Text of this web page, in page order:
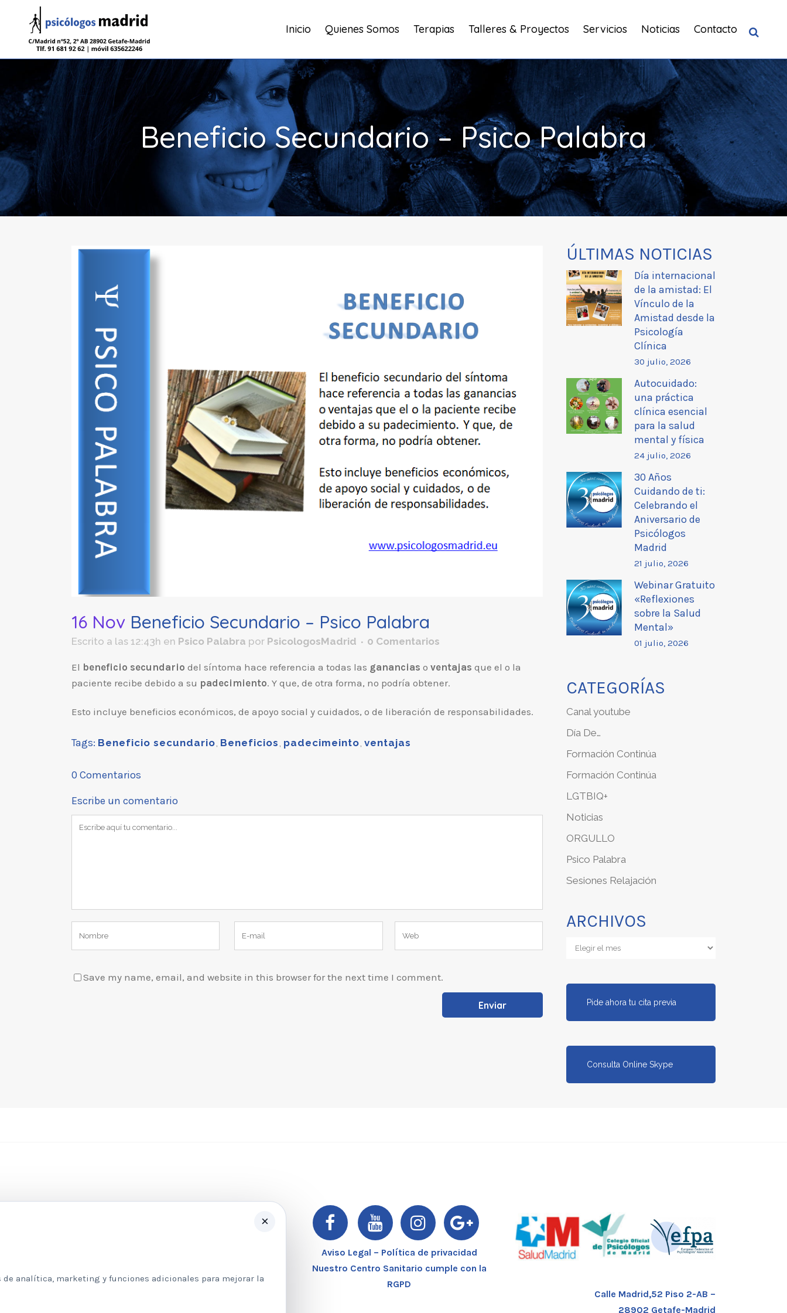
Inicio Quienes Somos Terapias Talleres & Proyectos Servicios Noticias Contacto
Beneficio Secundario – Psico Palabra
16 Nov Beneficio Secundario – Psico Palabra
Escrito a las 12:43h en Psico Palabra por PsicologosMadrid 0 Comentarios
El beneficio secundario del síntoma hace referencia a todas las ganancias o ventajas que el o la
paciente recibe debido a su padecimiento. Y que, de otra forma, no podría obtener.
Esto incluye beneficios económicos, de apoyo social y cuidados, o de liberación de responsabilidades.
Tags: Beneficio secundario, Beneficios, padecimeinto, ventajas
0 Comentarios
Escribe un comentario
Save my name, email, and website in this browser for the next time I comment.
ÚLTIMAS NOTICIAS
Día internacional
de la amistad: El
Vínculo de la
Amistad desde la
Psicología
Clínica
30 julio, 2026
Autocuidado:
una práctica
clínica esencial
para la salud
mental y física
24 julio, 2026
30 Años
Cuidando de ti:
Celebrando el
Aniversario de
Psicólogos
Madrid
21 julio, 2026
Webinar Gratuito
«Reflexiones
sobre la Salud
Mental»
01 julio, 2026
CATEGORÍAS
Canal youtube
Día De…
Formación Continúa
Formación Continúa
LGTBIQ+
Noticias
ORGULLO
Psico Palabra
Sesiones Relajación
ARCHIVOS
Archivos
Pide ahora tu cita previa
Consulta Online Skype
Aviso Legal – Política de privacidad
Nuestro Centro Sanitario cumple con la
RGPD
Calle Madrid,52 Piso 2-AB –
28902 Getafe-Madrid
×
analítica, marketing y funciones adicionales para mejorar la